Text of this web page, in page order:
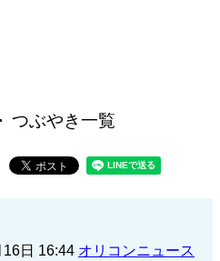
つぶやき一覧
日 16:44 オリコンニュース